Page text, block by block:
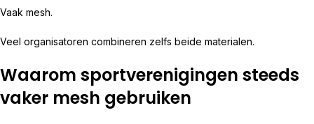
Vaak mesh.
Veel organisatoren combineren zelfs beide materialen.
Waarom sportverenigingen steeds
vaker mesh gebruiken